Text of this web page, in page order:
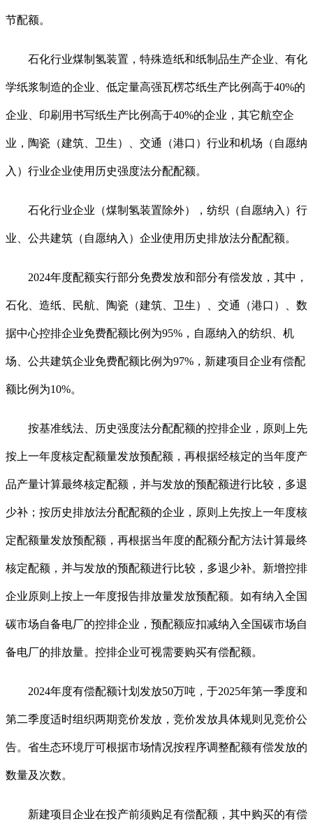
节配额。
石化行业煤制氢装置，特殊造纸和纸制品生产企业、有化
学纸浆制造的企业、低定量高强瓦楞芯纸生产比例高于40%的
企业、印刷用书写纸生产比例高于40%的企业，其它航空企
业，陶瓷（建筑、卫生）、交通（港口）行业和机场（自愿纳
入）行业企业使用历史强度法分配配额。
石化行业企业（煤制氢装置除外），纺织（自愿纳入）行
业、公共建筑（自愿纳入）企业使用历史排放法分配配额。
2024年度配额实行部分免费发放和部分有偿发放，其中，
石化、造纸、民航、陶瓷（建筑、卫生）、交通（港口）、数
据中心控排企业免费配额比例为95%，自愿纳入的纺织、机
场、公共建筑企业免费配额比例为97%，新建项目企业有偿配
额比例为10%。
按基准线法、历史强度法分配配额的控排企业，原则上先
按上一年度核定配额量发放预配额，再根据经核定的当年度产
品产量计算最终核定配额，并与发放的预配额进行比较，多退
少补；按历史排放法分配配额的企业，原则上先按上一年度核
定配额量发放预配额，再根据当年度的配额分配方法计算最终
核定配额，并与发放的预配额进行比较，多退少补。新增控排
企业原则上按上一年度报告排放量发放预配额。如有纳入全国
碳市场自备电厂的控排企业，预配额应扣减纳入全国碳市场自
备电厂的排放量。控排企业可视需要购买有偿配额。
2024年度有偿配额计划发放50万吨，于2025年第一季度和
第二季度适时组织两期竞价发放，竞价发放具体规则见竞价公
告。省生态环境厅可根据市场情况按程序调整配额有偿发放的
数量及次数。
新建项目企业在投产前须购足有偿配额，其中购买的有偿